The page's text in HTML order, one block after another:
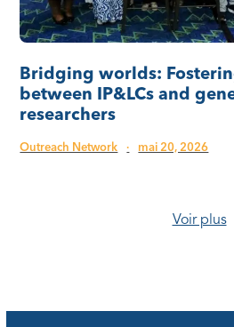
Bridging worlds:
between IP&LCs and
researchers
Outreach Network · mai 20, 2026
Voir plus